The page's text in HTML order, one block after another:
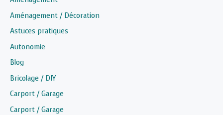
Aménagement / Décoration
Astuces pratiques
Autonomie
Blog
Bricolage / DIY
Carport / Garage
Carport / Garage